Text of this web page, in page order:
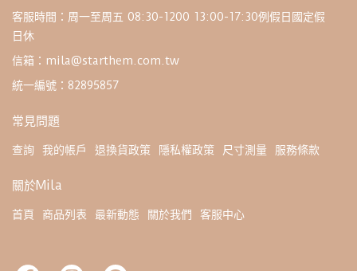
客服時間：周一至周五 08:30-1200 13:00-17:30例假日國定假
日休
信箱：mila@starthem.com.tw
統一編號：82895857
常見問題
查詢 我的帳戶 退換貨政策 隱私權政策 尺寸測量 服務條款
關於Mila
首頁 商品列表 最新動態 關於我們 客服中心